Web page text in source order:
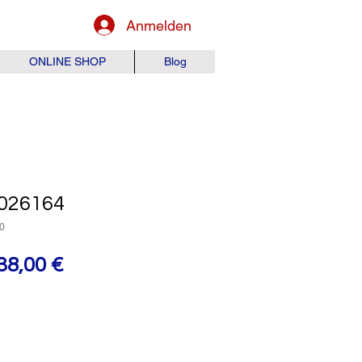
Anmelden
ONLINE SHOP Blog
€Sale-